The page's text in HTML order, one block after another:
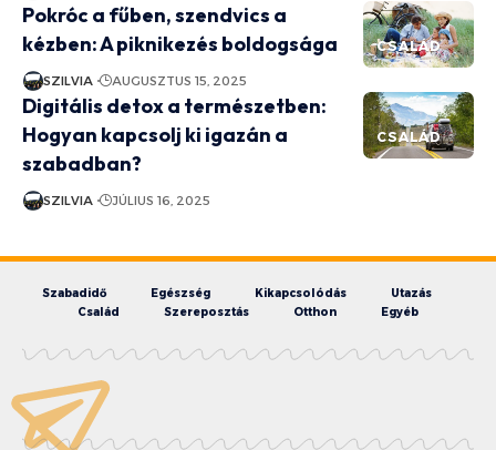
CSALÁD
Pokróc a fűben, szendvics a
kézben: A piknikezés boldogsága
SZILVIA AUGUSZTUS 15, 2025
CSALÁD
Digitális detox a természetben:
Hogyan kapcsolj ki igazán a
szabadban?
SZILVIA JÚLIUS 16, 2025
Szabadidő Egészség Kikapcsolódás
Utazás
Család
Szereposztás Otthon Egyéb